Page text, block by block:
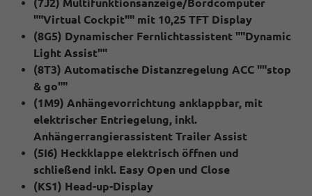
(7J2) Multifunktionsanzeige/Bordcomputer
""Virtual Cockpit"" mit 10,25 TFT Display
(8G5) Dynamischer Fernlichtassistent ""Dynamic
Light Assist""
(8T3) Automatische Distanzregelung ACC ""stop
& go""
(1M9) Anhängevorrichtung anklappbar, mit
elektrischer Entriegelung, inkl.
Anhängerrangierassistent Trailer Assist
(5I6) Heckklappe elektrisch öffnen und
schließend inkl. Easy Open und Close
(KS1) Head-up-Display